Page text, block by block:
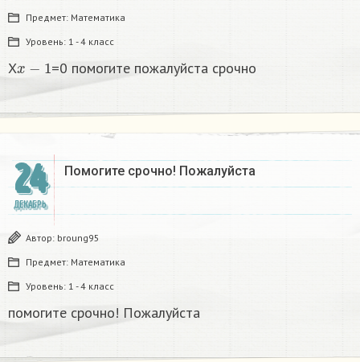
Предмет: Математика
Уровень: 1 - 4 класс
X =0 помогите пожалуйста срочно
24
ДЕКАБРЬ
Помогите срочно! Пожалуйста
Автор: broung95
Предмет: Математика
Уровень: 1 - 4 класс
помогите срочно! Пожалуйста